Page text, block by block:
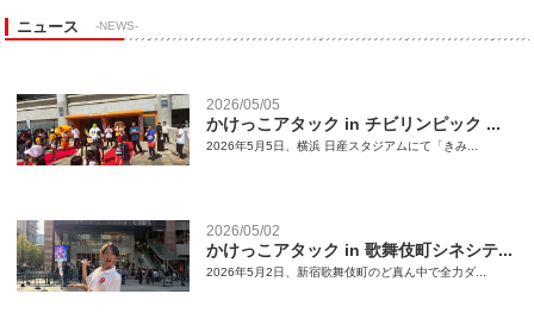
ニュース -NEWS-
2026/05/05
かけっこアタック in チビリンピック ...
2026年5月5日、横浜 日産スタジアムにて「きみ...
2026/05/02
かけっこアタック in 歌舞伎町シネシテ...
2026年5月2日、新宿歌舞伎町のど真ん中で全力ダ...